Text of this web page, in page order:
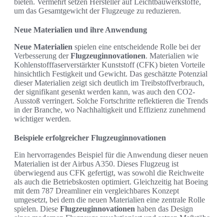
bieten. Vermehrt setzen Hersteller auf Leichtbauwerkstoffe,
um das Gesamtgewicht der Flugzeuge zu reduzieren.
Neue Materialien und ihre Anwendung
Neue Materialien spielen eine entscheidende Rolle bei der
Verbesserung derFlugzeuginnovationen. Materialien wie
Kohlenstofffaserverstärkter Kunststoff (CFK) bieten Vorteile
hinsichtlich Festigkeit und Gewicht. Das geschätzte Potenzial
dieser Materialien zeigt sich deutlich im Treibstoffverbrauch,
der signifikant gesenkt werden kann, was auch den CO2-
Ausstoß verringert. Solche Fortschritte reflektieren die Trends
in der Branche, wo Nachhaltigkeit und Effizienz zunehmend
wichtiger werden.
Beispiele erfolgreicher Flugzeuginnovationen
Ein hervorragendes Beispiel für die Anwendung dieser neuen
Materialien ist der Airbus A350. Dieses Flugzeug ist
überwiegend aus CFK gefertigt, was sowohl die Reichweite
als auch die Betriebskosten optimiert. Gleichzeitig hat Boeing
mit dem 787 Dreamliner ein vergleichbares Konzept
umgesetzt, bei dem die neuen Materialien eine zentrale Rolle
spielen. Diese Flugzeuginnovationen haben das Design